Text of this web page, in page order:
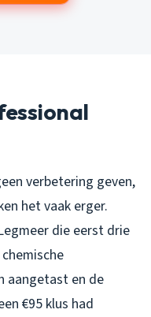
verbetering geven,
het vaak erger.
die eerst drie
aangetast en de
€95 klus had